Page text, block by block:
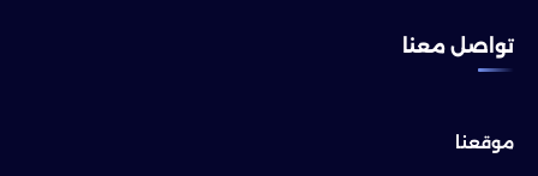
تواصل معنا
موقعنا